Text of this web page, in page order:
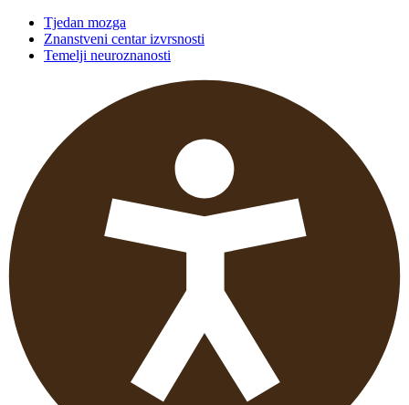
Tjedan mozga
Znanstveni centar izvrsnosti
Temelji neuroznanosti